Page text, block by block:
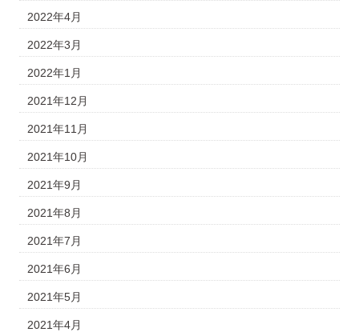
2022年4月
2022年3月
2022年1月
2021年12月
2021年11月
2021年10月
2021年9月
2021年8月
2021年7月
2021年6月
2021年5月
2021年4月